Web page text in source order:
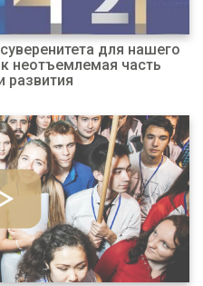
для нашего
неотъемлемая часть
развития